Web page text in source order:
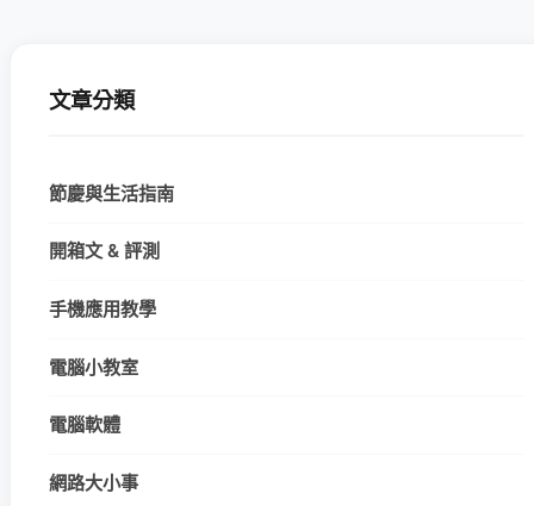
文章分類
節慶與生活指南
開箱文 & 評測
手機應用教學
電腦小教室
電腦軟體
網路大小事